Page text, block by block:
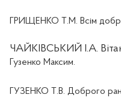
ГРИЩЕНКО Т.М. Всім
ЧАЙКІВСЬКИЙ І.А.
Гузенко Максим.
ГУЗЕНКО Т.В. Доброго